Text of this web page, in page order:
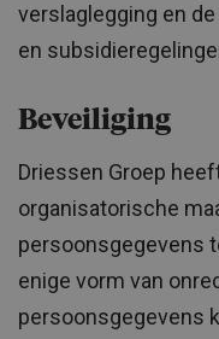
verslaglegging en
en
Beveiliging
Driessen Groep
organisatorische
persoonsgegevens
enige vorm van
persoonsgegevens